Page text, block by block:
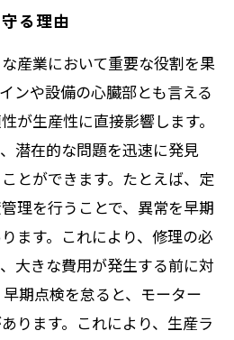
る理由
産業において重要な役割を果
ンや設備の心臓部とも言える
が生産性に直接影響します。
潜在的な問題を迅速に発見
とができます。たとえば、定
理を行うことで、異常を早期
ます。これにより、修理の必
大きな費用が発生する前に対
期点検を怠ると、モーター
ります。これにより、生産ラ